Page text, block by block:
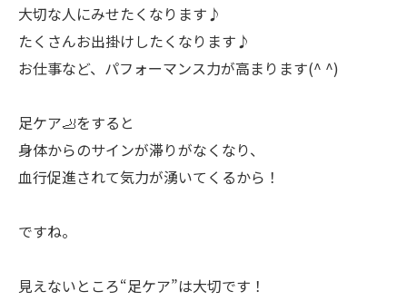
大切な人にみせたくなります♪
たくさんお出掛けしたくなります♪
お仕事など、パフォーマンス力が高まります(^ ^)
足ケア🦶をすると
身体からのサインが滞りがなくなり、
血行促進されて気力が湧いてくるから！
ですね。
見えないところ“足ケア”は大切です！